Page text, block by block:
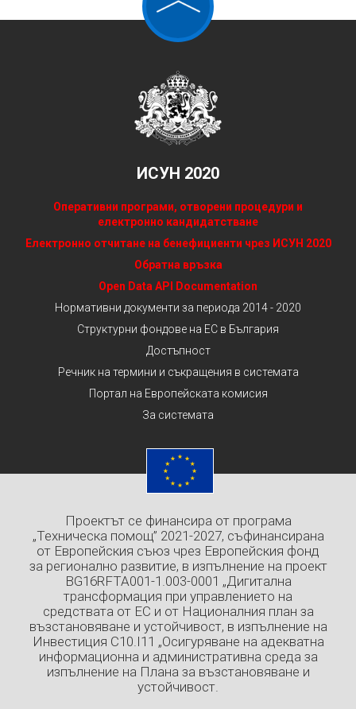
ИСУН 2020
Оперативни програми, отворени процедури и
електронно кандидатстване
Електронно отчитане на бенефициенти чрез ИСУН 2020
Обратна връзка
Open Data API Documentation
Нормативни документи за периода 2014 - 2020
Структурни фондове на ЕС в България
Достъпност
Речник на термини и съкращения в системата
Портал на Европейската комисия
За системата
Проектът се финансира от програма
„Техническа помощ” 2021-2027, съфинансирана
от Европейския съюз чрез Европейския фонд
за регионално развитие, в изпълнение на проект
BG16RFTA001-1.003-0001 „Дигитална
трансформация при управлението на
средствата от ЕС и от Националния план за
възстановяване и устойчивост, в изпълнение на
Инвестиция C10.I11 „Осигуряване на адекватна
информационна и административна среда за
изпълнение на Плана за възстановяване и
устойчивост.